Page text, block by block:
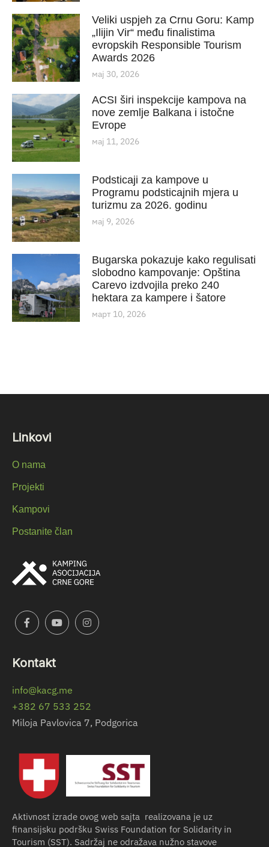
Veliki uspjeh za Crnu Goru: Kamp
„Ilijin Vir“ među finalistima
evropskih Responsible Tourism
Awards 2026
мај 30, 2026
ACSI širi inspekcije kampova na
nove zemlje Balkana i istočne
Evrope
мај 11, 2026
Podsticaji za kampove u
Programu podsticajnih mjera u
turizmu za 2026. godinu
мај 9, 2026
Bugarska pokazuje kako regulisati
slobodno kampovanje: Opština
Carevo izdvojila preko 240
hektara za kampere i šatore
март 10, 2026
Linkovi
O nama
Projekti
Kampovi
Postanite član
Kontakt
info@kacg.me
+382 67 533 252
Miloja Pavlovica 7, Podgorica
Aktivnost izrade ovog web sajta realizovana je uz
finansijsku podršku Swiss Foundation for Solidarity in
Tourism (SST). Sadržaj ne odražava nužno stavove